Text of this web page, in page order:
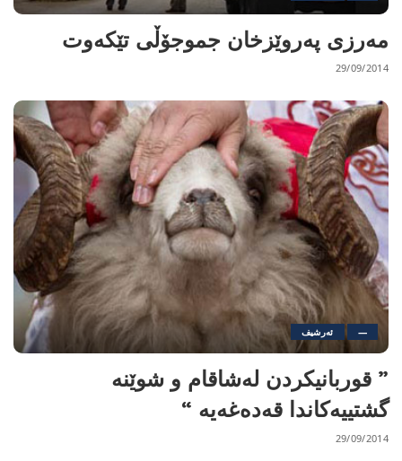
مەرزی پەروێزخان جموجۆڵی تێکەوت
29/09/2014
— ئەرشیف
” قوربانیکردن لەشاقام و شوێنە
گشتییەکاندا قەدەغەیە “
29/09/2014